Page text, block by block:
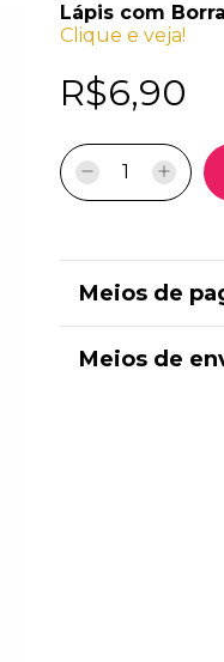
Lápis com
Clique e veja!
R$6,90
Meios de
Meios de